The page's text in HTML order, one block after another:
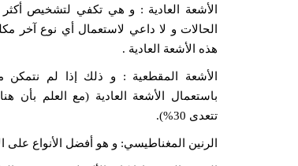
الأشعة العادية
الحالات و لا داعي لاستعمال أي نوع آخر
هذه الأشعة العادية .
الأشعة المقطعية :
و ذلك إذا لم نتمكن
باستعمال الأشعة العادية (مع العلم بأن
تتعدى 30%).
الرنين المغناطيسي: و هو أفضل الأنواع على